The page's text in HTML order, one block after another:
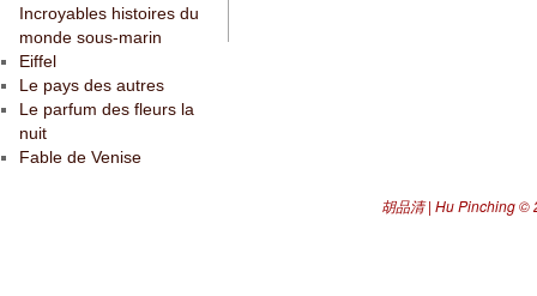
Incroyables histoires du
monde sous-marin
Eiffel
Le pays des autres
Le parfum des fleurs la
nuit
Fable de Venise
胡品清 | Hu Pinching©